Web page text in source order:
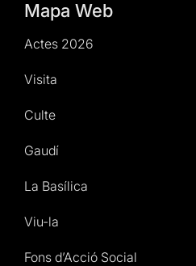
Mapa Web
Actes 2026
Visita
Culte
Gaudí
La Basílica
Viu-la
Fons d’Acció Social